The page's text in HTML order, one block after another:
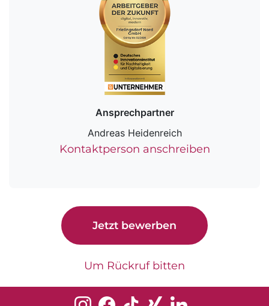
Ansprechpartner
Andreas Heidenreich
Kontaktperson anschreiben
Jetzt bewerben
Um Rückruf bitten